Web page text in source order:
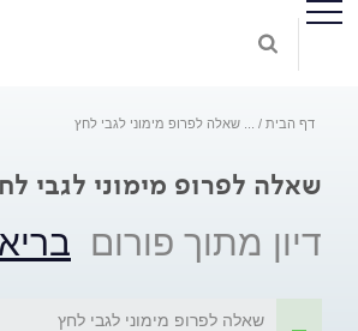
דף הבית שאלה לפרופ מימוני לגבי לחץ
שאלה לפרופ מימוני לגבי
דיון מתוך פורום
שאלה לפרופ מימוני לגבי לחץ